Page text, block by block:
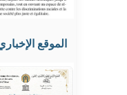
الموقع الإخباري